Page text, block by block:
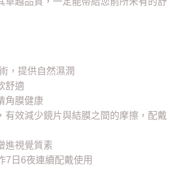
，提供自然濕潤
舒適
角膜健康
有效減少鏡片與結膜之間的摩擦，配戴
進視覺質素
7日6夜連續配戴使用